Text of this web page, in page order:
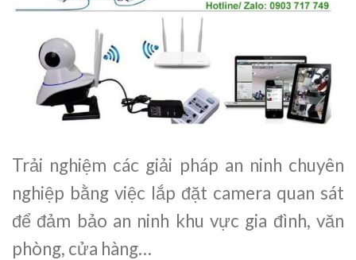
Trải nghiệm các giải pháp an ninh chuyên
nghiệp bằng việc lắp đặt camera quan sát
để đảm bảo an ninh khu vực gia đình, văn
phòng, cửa hàng…